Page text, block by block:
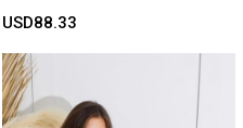
USD88.33